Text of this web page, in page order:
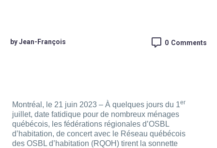
by Jean-François 0 Comments
Montréal, le 21 juin 2023 – À quelques jours du 1er
juillet, date fatidique pour de nombreux ménages
québécois, les fédérations régionales d’OSBL
d’habitation, de concert avec le Réseau québécois
des OSBL d’habitation (RQOH) tirent la sonnette